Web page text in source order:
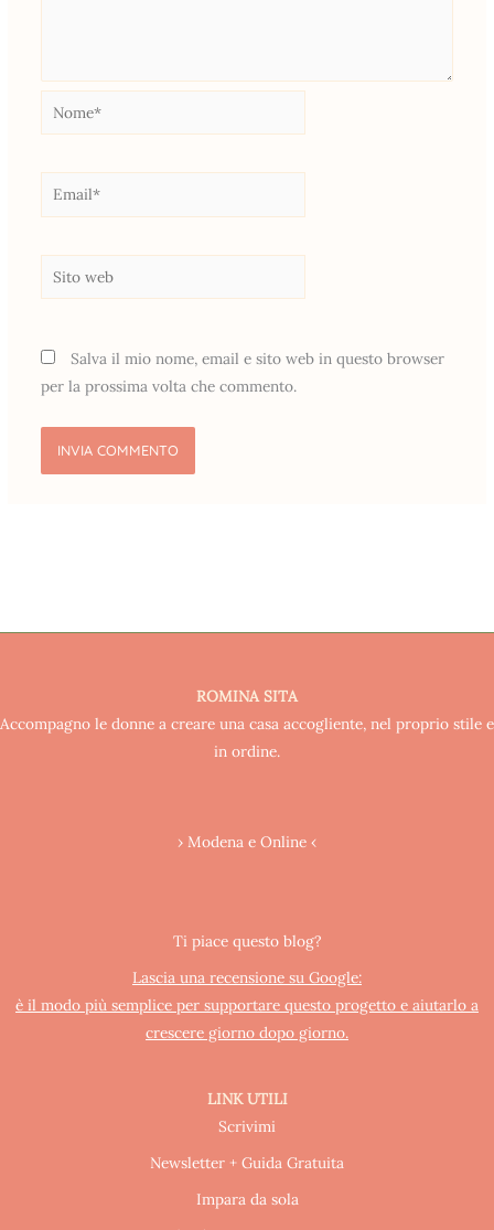
Nome*
Email*
web
Salva il mio nome, email e sito web in questo browser
per la prossima volta che commento.
ROMINA SITA
Accompagno le donne a creare una casa accogliente, nel proprio stile e
in ordine.
› Modena e Online ‹
Ti piace questo blog?
Lascia una recensione su Google:
è il modo più semplice per supportare questo progetto e aiutarlo a
crescere giorno dopo giorno.
LINK UTILI
Scrivimi
Newsletter + Guida Gratuita
Impara da sola